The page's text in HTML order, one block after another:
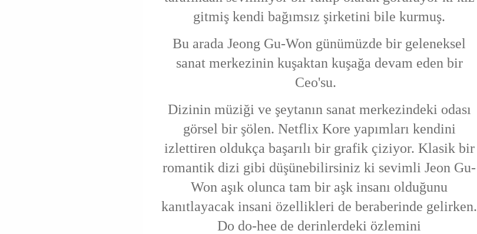
gitmiş kendi bağımsız şirketini bile kurmuş.
Bu arada Jeong Gu-Won günümüzde bir geleneksel
sanat merkezinin kuşaktan kuşağa devam eden bir
Ceo'su.
Dizinin müziği ve şeytanın sanat merkezindeki odası
görsel bir şölen. Netflix Kore yapımları kendini
izlettiren oldukça başarılı bir grafik çiziyor. Klasik bir
romantik dizi gibi düşünebilirsiniz ki sevimli Jeon Gu-
Won aşık olunca tam bir aşk insanı olduğunu
kanıtlayacak insani özellikleri de beraberinde gelirken.
Do do-hee de derinlerdeki özlemini